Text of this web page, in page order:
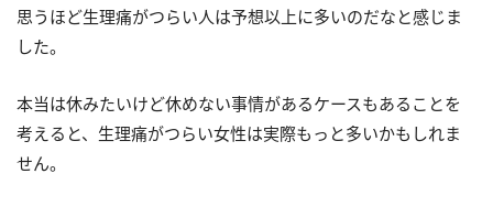
思うほど生理痛がつらい人は予想以上に多いのだなと感じま
した。
本当は休みたいけど休めない事情があるケースもあることを
考えると、生理痛がつらい女性は実際もっと多いかもしれま
せん。